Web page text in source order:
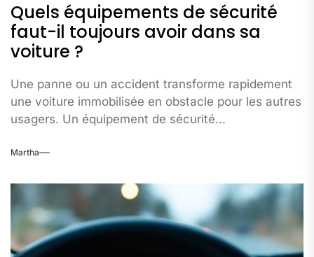
Quels équipements de sécurité
faut-il toujours avoir dans sa
voiture ?
Une panne ou un accident transforme rapidement
une voiture immobilisée en obstacle pour les autres
usagers. Un équipement de sécurité...
Martha